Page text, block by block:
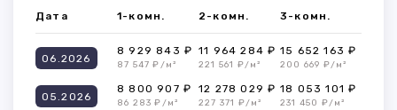
Дата 1-комн. 2-комн. 3-комн.
06.2026
8 929 843 ₽
87 547 ₽/м²
11 964 284 ₽
221 561 ₽/м²
15 652 163 ₽
200 669 ₽/м²
05.2026
8 800 907 ₽
86 283 ₽/м²
12 278 029 ₽
227 371 ₽/м²
18 053 101 ₽
231 450 ₽/м²